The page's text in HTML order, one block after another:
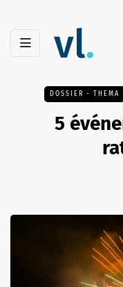
DOSSIER - THEMA
5